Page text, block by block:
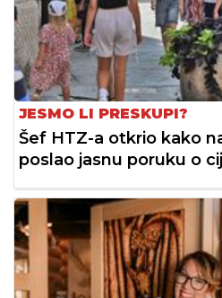
JESMO LI PRESKUPI?
Šef HTZ-a otkrio kako
poslao jasnu poruku o